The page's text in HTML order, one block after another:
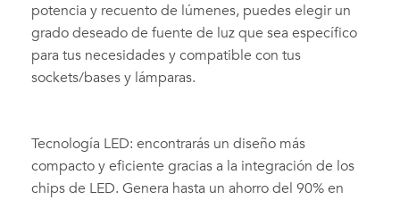
potencia y recuento de lúmenes, puedes elegir un
grado deseado de fuente de luz que sea específico
para tus necesidades y compatible con tus
sockets/bases y lámparas.
Tecnología LED: encontrarás un diseño más
compacto y eficiente gracias a la integración de los
chips de LED. Genera hasta un ahorro del 90% en